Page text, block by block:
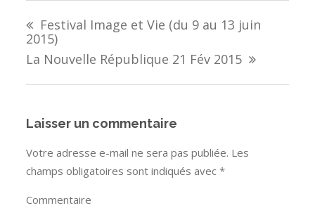
de
l’article
Festival Image et Vie (du 9 au 13 juin
2015)
La Nouvelle République 21 Fév 2015
Laisser un commentaire
Votre adresse e-mail ne sera pas publiée. Les
champs obligatoires sont indiqués avec*
Commentaire